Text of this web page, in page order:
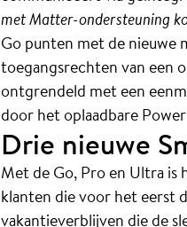
met Matter-ondersteuning
Go punten met de
toegangsrechten van een
ontgrendeld met een
door het oplaadbare
Drie nieuwe
Met de Go, Pro en Ultra is
klanten die voor het eerst
vakantieverblijven die de